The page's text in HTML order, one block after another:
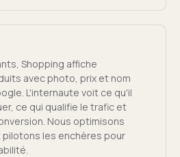
Shopping affiche
avec photo, prix et nom
L'internaute voit ce qu'il
ce qui qualifie le trafic et
Nous optimisons
les enchères pour